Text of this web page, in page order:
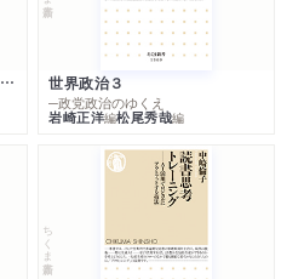
科学否定論はなぜ人をひきつけるのか 世界政治３
─政党政治のゆくえ
岩崎正洋編松尾秀哉編
ちくま新書